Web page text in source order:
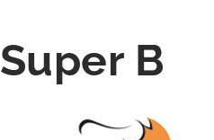
Super B